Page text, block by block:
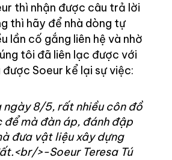
thì nhận được câu trả lời
thì hãy để nhà dòng tự
lần cố gắng liên hệ và nhờ
tôi đã liên lạc được với
được Soeur kể lại sự việc:
ngày 8/5, rất nhiều côn đồ
để mà đàn áp, đánh đập
đưa vật liệu xây dựng
>-Soeur Teresa Tú